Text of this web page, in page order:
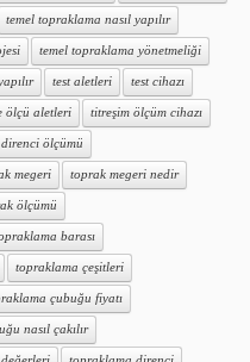
temel topraklama nasıl yapılır
temel topraklama yönetmeliği
test aletleri test cihazı
ölçü aletleri titreşim ölçüm cihazı
ölçümü
megeri toprak megeri nedir
ölçümü
barası
topraklama çeşitleri
çubuğu fiyatı
nasıl çakılır